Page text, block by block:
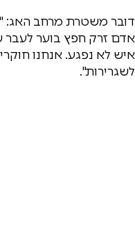
אדם זרק חפץ בוער לעבר
איש לא נפגע. אנחנו
לשגרירות".